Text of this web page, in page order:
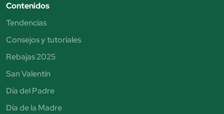
Contenidos
Tendencias
Consejos y tutoriales
Rebajas 2025
San Valentín
Día del Padre
Día de la Madre